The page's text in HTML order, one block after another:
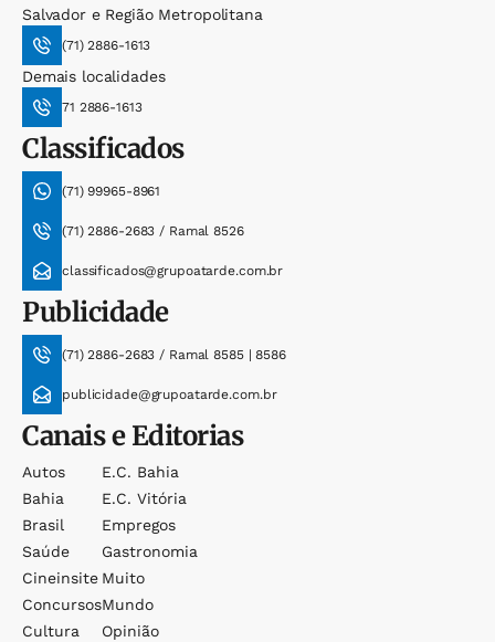
Salvador e Região Metropolitana
(71) 2886-1613
Demais localidades
71 2886-1613
Classificados
(71) 99965-8961
(71) 2886-2683 / Ramal 8526
classificados@grupoatarde.com.br
Publicidade
(71) 2886-2683 / Ramal 8585 | 8586
publicidade@grupoatarde.com.br
Canais e Editorias
Autos
Bahia
Brasil
Saúde
Cineinsite
Concursos
Cultura
E.c. Bahia
E.c. Vitória
Empregos
Gastronomia
Muito
Mundo
Opinião